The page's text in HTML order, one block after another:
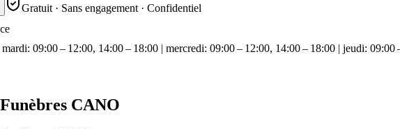
Gratuit · Sans engagement · Confidentiel
09:00 – 12:00, 14:00 – 18:00 | mercredi: 09:00 – 12:00, 14:00 – 18:00 | jeudi:
CANO